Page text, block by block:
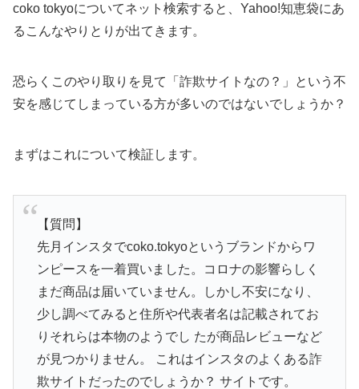
coko tokyoについてネット検索すると、Yahoo!知恵袋にあ
るこんなやりとりが出てきます。
恐らくこのやり取りを見て「詐欺サイトなの？」という不
安を感じてしまっている方が多いのではないでしょうか？
まずはこれについて検証します。
【質問】
先月インスタでcoko.tokyoというブランドからワ
ンピースを一着買いました。コロナの影響らしく
まだ商品は届いていません。しかし不安になり、
少し調べてみると住所や代表者名は記載されてお
りそれらは本物のようでし たが商品レビューなど
が見つかりません。 これはインスタのよくある詐
欺サイトだったのでしょうか？ サイトです。